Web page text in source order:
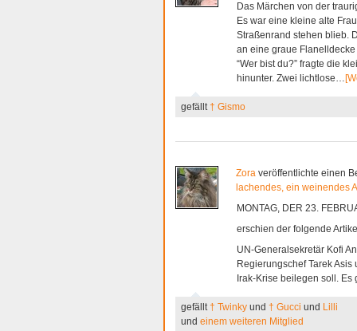
Das Märchen von der
Es war eine kleine alte
Straßenrand stehen blieb.
an eine graue
“Wer bist du?” fragte die
hinunter. Zwei lichtlose…
gefällt† Gismo
Zora veröffentlichte einen
lachendes, ein weinendes
MONTAG, DER 23.
erschien der folgende
UN-Generalsekretär Kofi
Regierungschef Tarek
Irak-Krise beilegen soll.
gefällt† Twinky und † Gucci und Lilli
und einem weiteren Mitglied